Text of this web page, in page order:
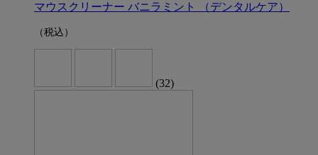
マウスクリーナー バニラミント （デンタルケア）
（税込）
(32)